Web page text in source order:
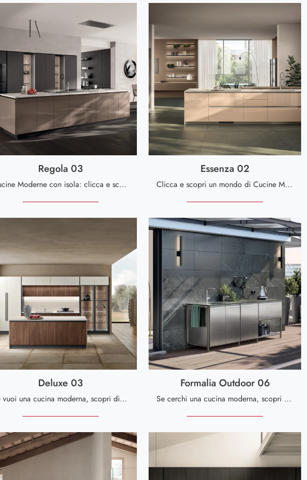
Regola 03
Cucine Moderne con isola: clicca e scopri un ricco catalogo di soluzioni della firma Scavolini, tra cui il modello Regola 03.
Essenza 02
Clicca e scopri un mondo di Cucine Moderne con penisola: la cucina Essenza 02 Scavolini in laccato lucido ti sta aspettando!
Deluxe 03
Se vuoi una cucina moderna, scopri di più sul modello Deluxe 03 Spar.
Formalia Outdoor 06
Se cerchi una cucina moderna, scopri di più sul modello Formalia Outdoor 06 Scavolini.